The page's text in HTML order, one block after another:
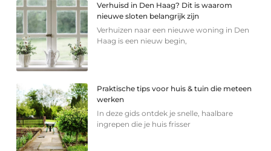
Verhuisd in Den Haag? Dit is waarom
nieuwe sloten belangrijk zijn
Verhuizen naar een nieuwe woning in Den
Haag is een nieuw begin,
Praktische tips voor huis & tuin die meteen
werken
In deze gids ontdek je snelle, haalbare
ingrepen die je huis frisser